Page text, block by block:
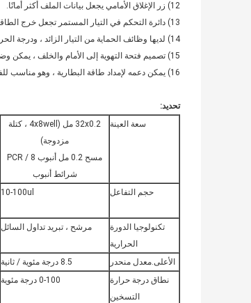
12) زر الإغلاق الأمامي يجعل بيانات الملف أكثر أمانًا.
13) دائرة التحكم في التيار المستمر تجعل خرج الطاقة سلسًا وتطيل عمر بلتيير ، كما تعمل على تحسين دقة التحكم في درجة الحرارة.
14) لديها وظائف الحماية من التيار الزائد ، ودرجة الحرارة الزائدة ، واستعادة بيانات انقطاع التيار الكهربائي ، وما إلى ذلك.
15) تصميم فتحة التهوية إلى الأمام والخلف ، يمكن وضعها جنبًا إلى جنب ، مما يوفر مساحة المختبر.
16) يمكن دعمه لإمداد طاقة البطارية ، وهو مناسب للفحص السريع والفحص الميداني.
تحديد:
سعة العينة
32x0.2 مل (4x8well ، كتلة
مزدوجة)
مسح 0.2 مل أنبوب PCR / 8
شرائط أنبوب
حجم التفاعل 10-100ul
تكنولوجيا الدورة
الحرارية
مرشح ، تبريد تداول السائل
الأعلى.معدل منحدر
8.5 درجة مئوية / ثانية
نطاق درجة حرارة
التسخين
0-100 درجة مئوية